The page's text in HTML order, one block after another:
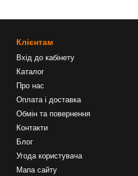
Клієнтам
Вхід до кабінету
Каталог
Про нас
Оплата і доставка
Обмін та повернення
Контакти
Блог
Угода користувача
Мапа сайту